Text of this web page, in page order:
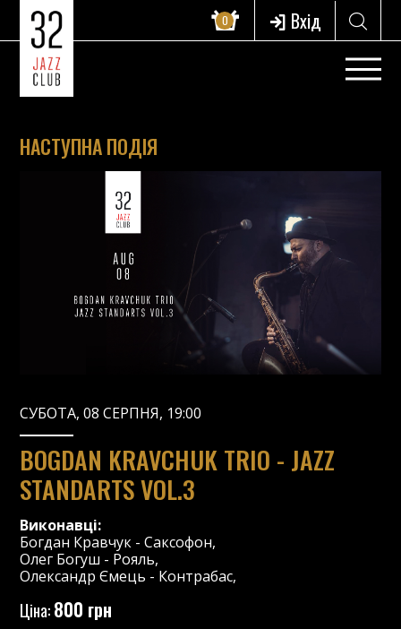
0 Вхід
НАСТУПНА ПОДІЯ
СУБОТА, 08 СЕРПНЯ, 19:00
BOGDAN KRAVCHUK TRIO - JAZZ
STANDARTS VOL.3
Виконавці:
Богдан Кравчук -Саксофон,
Олег Богуш - Рояль,
Олександр Ємець - Контрабас,
Ціна:800 грн